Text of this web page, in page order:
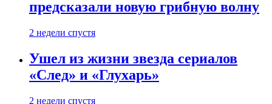
предсказали новую грибную волну
2 недели спустя
Ушел из жизни звезда сериалов
«След» и «Глухарь»
2 недели спустя